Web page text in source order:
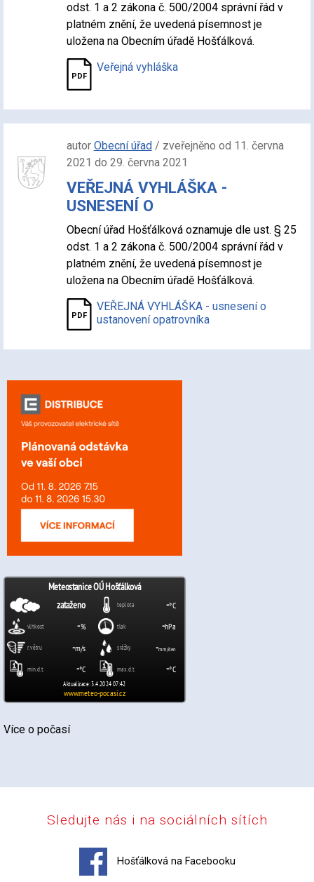
Více o počasí
odst. 1 a 2 zákona č. 500/2004 správní řád v
platném znění, že uvedená písemnost je
uložena na Obecním úřadě Hošťálková.
Veřejná vyhláška
autor Obecní úřad/ zveřejněno od 11. června
2021 do 29. června 2021
VEŘEJNÁ VYHLÁŠKA -
USNESENÍ O
Obecní úřad Hošťálková oznamuje dle ust. § 25
odst. 1 a 2 zákona č. 500/2004 správní řád v
platném znění, že uvedená písemnost je
uložena na Obecním úřadě Hošťálková.
VEŘEJNÁ VYHLÁŠKA - usnesení o
ustanovení opatrovníka
Sledujte nás i na sociálních sítích
Hošťálková na Facebooku